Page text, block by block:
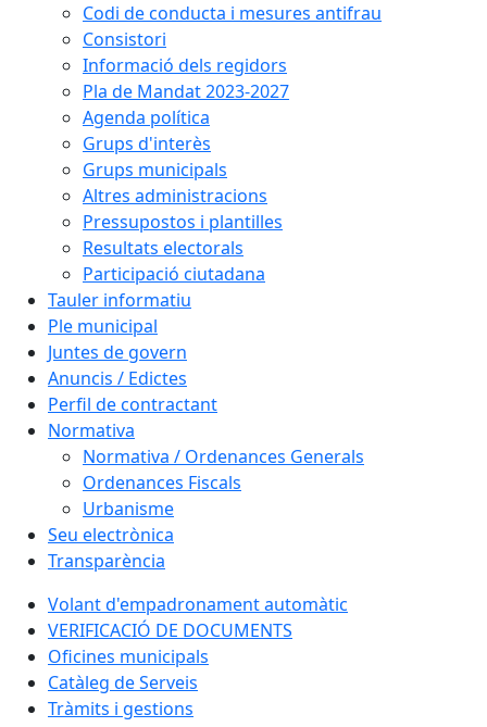
Codi de conducta i mesures antifrau
Consistori
Informació dels regidors
Pla de Mandat 2023-2027
Agenda política
Grups d'interès
Grups municipals
Altres administracions
Pressupostos i plantilles
Resultats electorals
Participació ciutadana
Tauler informatiu
Ple municipal
Juntes de govern
Anuncis / Edictes
Perfil de contractant
Normativa
Normativa / Ordenances Generals
Ordenances Fiscals
Urbanisme
Seu electrònica
Transparència
Volant d'empadronament automàtic
VERIFICACIÓ DE DOCUMENTS
Oficines municipals
Catàleg de Serveis
Tràmits i gestions